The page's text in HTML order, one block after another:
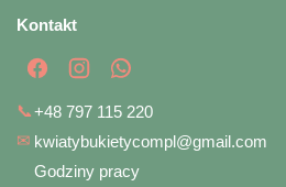
Kontakt
📞+48 797 115 220
✉ kwiatybukietycompl@gmail.com
Godziny pracy